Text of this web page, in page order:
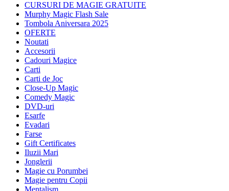
CURSURI DE MAGIE GRATUITE
Murphy Magic Flash Sale
Tombola Aniversara 2025
OFERTE
Noutati
Accesorii
Cadouri Magice
Carti
Carti de Joc
Close-Up Magic
Comedy Magic
DVD-uri
Esarfe
Evadari
Farse
Gift Certificates
Iluzii Mari
Jonglerii
Magie cu Porumbei
Magie pentru Copii